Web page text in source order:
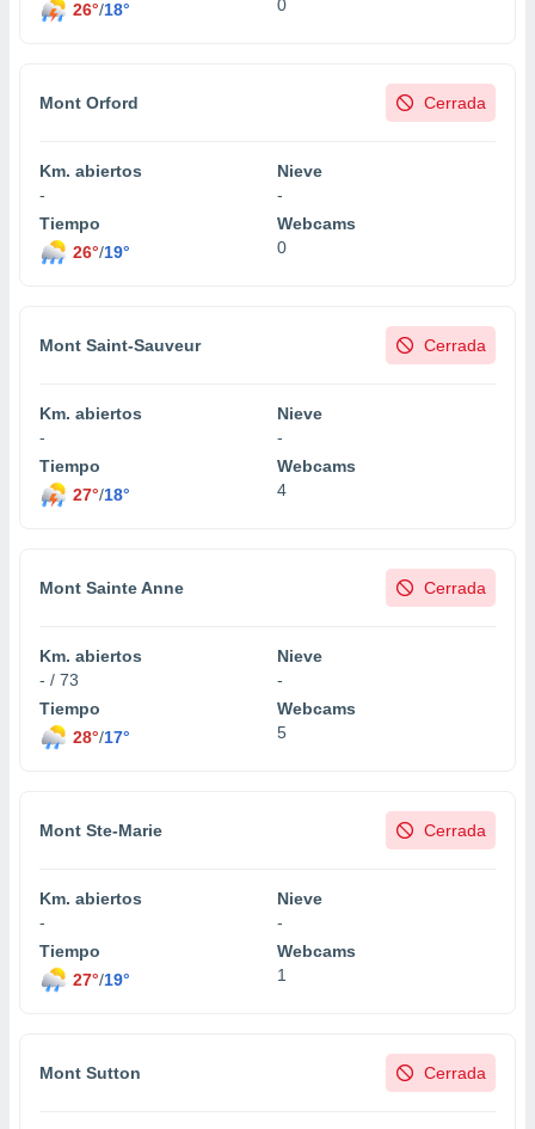
26°/18° 0
Mont Orford Cerrada
Km. abiertos
-
Nieve
-
Tiempo
26°/19°
Webcams
0
Mont Saint-Sauveur Cerrada
Km. abiertos
-
Nieve
-
Tiempo
27°/18°
Webcams
4
Mont Sainte Anne Cerrada
Km. abiertos
- / 73
Nieve
-
Tiempo
28°/17°
Webcams
5
Mont Ste-Marie Cerrada
Km. abiertos
-
Nieve
-
Tiempo
27°/19°
Webcams
1
Mont Sutton Cerrada